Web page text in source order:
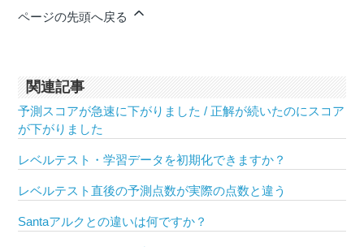
ページの先頭へ戻る
関連記事
予測スコアが急速に下がりました / 正解が続いたのにスコア
が下がりました
レベルテスト・学習データを初期化できますか？
レベルテスト直後の予測点数が実際の点数と違う
Santaアルクとの違いは何ですか？